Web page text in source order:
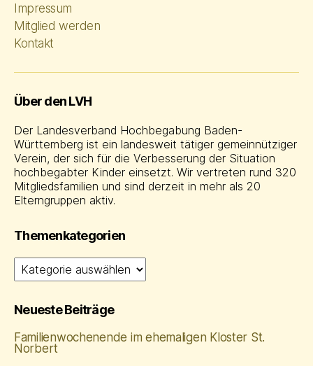
Impressum
Mitglied werden
Kontakt
Über den LVH
Der Landesverband Hochbegabung Baden-
Württemberg ist ein landesweit tätiger gemeinnütziger
Verein, der sich für die Verbesserung der Situation
hochbegabter Kinder einsetzt. Wir vertreten rund 320
Mitgliedsfamilien und sind derzeit in mehr als 20
Elterngruppen aktiv.
Themenkategorien
Themenkategorien
Neueste Beiträge
Familienwochenende im ehemaligen Kloster St.
Norbert